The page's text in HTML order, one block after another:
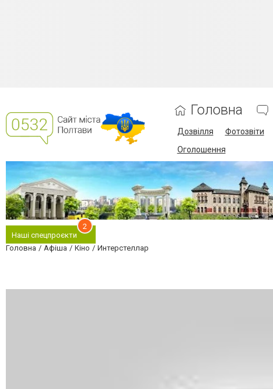
Головна
Дозвілля Фотозвіти
Оголошення
Наші спецпроєкти
2
Головна Афіша Кіно Интерстеллар